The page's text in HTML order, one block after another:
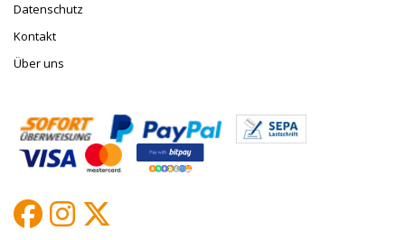
Datenschutz
Kontakt
Über uns